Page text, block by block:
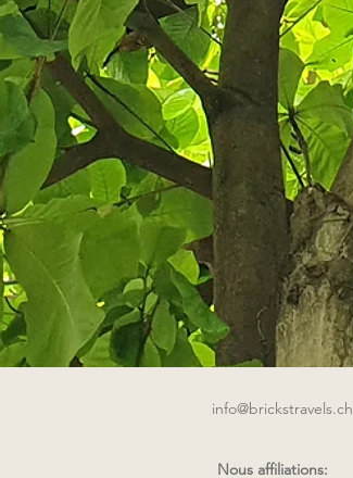
info@brickstravels.ch
Nous affiliations: